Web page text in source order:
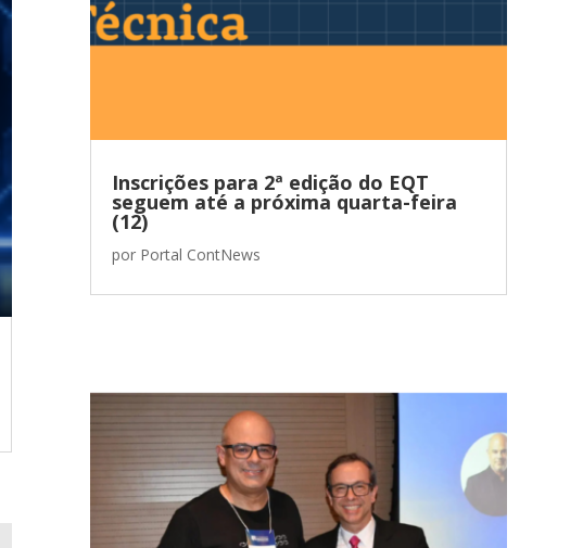
Inscrições para 2ª edição do EQT
seguem até a próxima quarta-feira
(12)
por Portal ContNews